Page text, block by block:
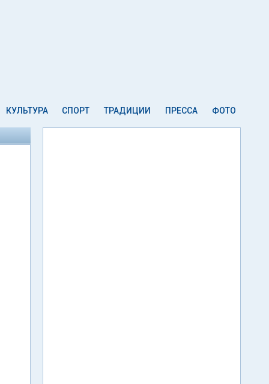
КУЛЬТУРА СПОРТ ТРАДИЦИИ ПРЕССА ФОТО